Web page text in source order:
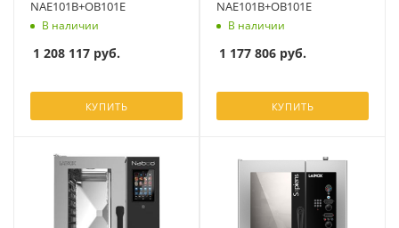
NAE101B+OB101E
В наличии
1 208 117 руб.
КУПИТЬ
NAE101B+OB101E
В наличии
1 177 806 руб.
КУПИТЬ